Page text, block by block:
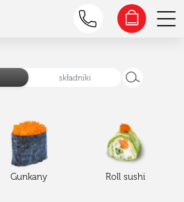
składniki
Gunkany Roll sushi